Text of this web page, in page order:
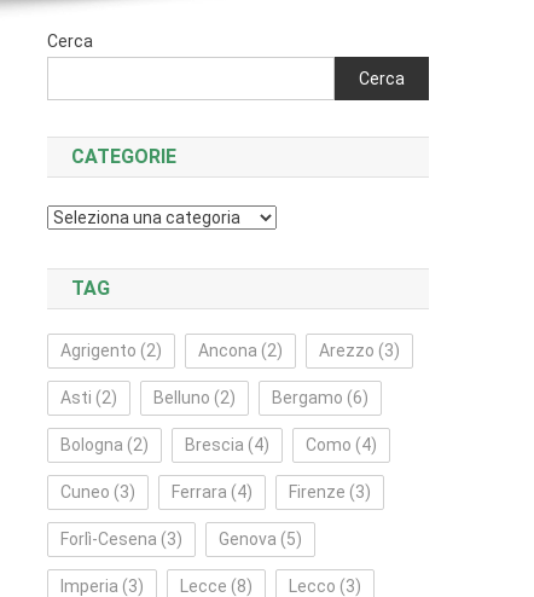
Cerca
Cerca
CATEGORIE
Categorie
TAG
Agrigento (2) Ancona (2) Arezzo (3)
Asti (2) Belluno (2) Bergamo (6)
Bologna (2) Brescia (4) Como (4)
Cuneo (3) Ferrara (4) Firenze (3)
Forlì‑Cesena (3) Genova (5)
Imperia (3) Lecce (8) Lecco (3)